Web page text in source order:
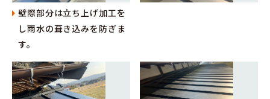
壁際部分は立ち上げ加工を
し雨水の葺き込みを防ぎま
す。